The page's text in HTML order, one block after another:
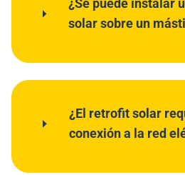
¿Se puede instalar
solar sobre un
¿El retrofit solar
conexión a la red